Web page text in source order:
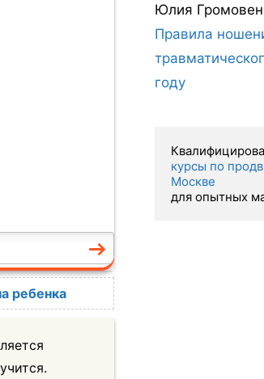
ребенка
Юлия
Правила
году
курсы по
Москве
для опытных